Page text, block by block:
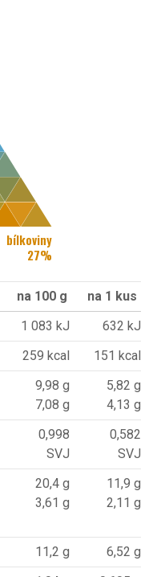
bílkoviny
27%
na 100 g
na 1 kus
1 083 kJ
632 kJ
259 kcal
151 kcal
9,98 g
7,08 g
5,82 g
4,13 g
0,998
SVJ
0,582
SVJ
20,4 g
3,61 g
11,9 g
2,11 g
11,2 g
6,52 g